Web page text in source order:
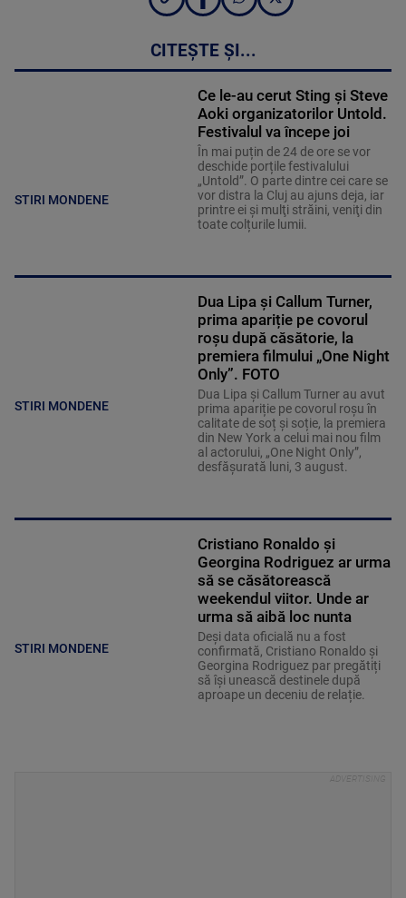
CITEȘTE ȘI...
STIRI MONDENE
Ce le-au cerut Sting și Steve
Aoki organizatorilor Untold.
Festivalul va începe joi
În mai puțin de 24 de ore se vor
deschide porțile festivalului
„Untold”. O parte dintre cei care se
vor distra la Cluj au ajuns deja, iar
printre ei și mulţi străini, veniţi din
toate colțurile lumii.
STIRI MONDENE
Dua Lipa și Callum Turner,
prima apariție pe covorul
roșu după căsătorie, la
premiera filmului „One Night
Only”. FOTO
Dua Lipa și Callum Turner au avut
prima apariție pe covorul roșu în
calitate de soț și soție, la premiera
din New York a celui mai nou film
al actorului, „One Night Only”,
desfășurată luni, 3 august.
STIRI MONDENE
Cristiano Ronaldo și
Georgina Rodriguez ar urma
să se căsătorească
weekendul viitor. Unde ar
urma să aibă loc nunta
Deși data oficială nu a fost
confirmată, Cristiano Ronaldo și
Georgina Rodriguez par pregătiți
să își unească destinele după
aproape un deceniu de relație.